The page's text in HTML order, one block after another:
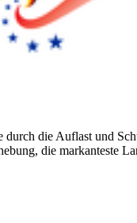
durch die Auflast und
die markanteste